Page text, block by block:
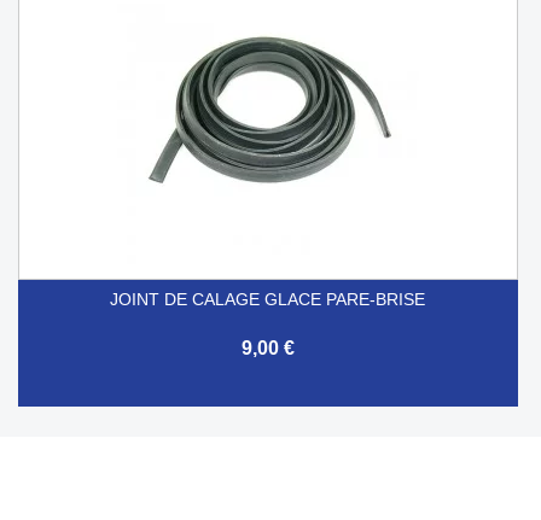
JOINT DE CALAGE GLACE PARE-BRISE
9,00 €